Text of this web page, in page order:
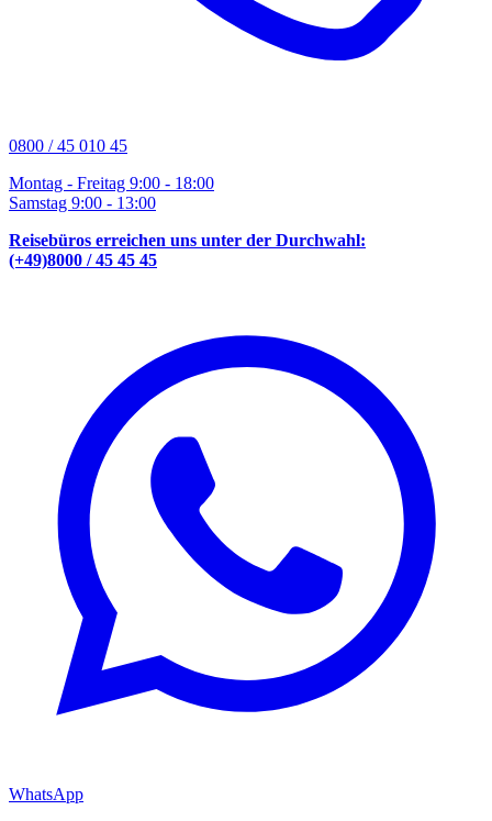
0800 / 45 010 45
Montag - Freitag 9:00 - 18:00
Samstag 9:00 - 13:00
Reisebüros erreichen uns unter der Durchwahl:
(+49)8000 / 45 45 45
WhatsApp